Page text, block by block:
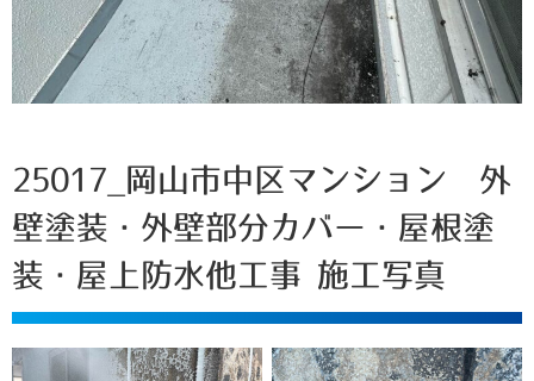
25017_岡山市中区マンション 外
壁塗装・外壁部分カバー・屋根塗
装・屋上防水他工事 施工写真